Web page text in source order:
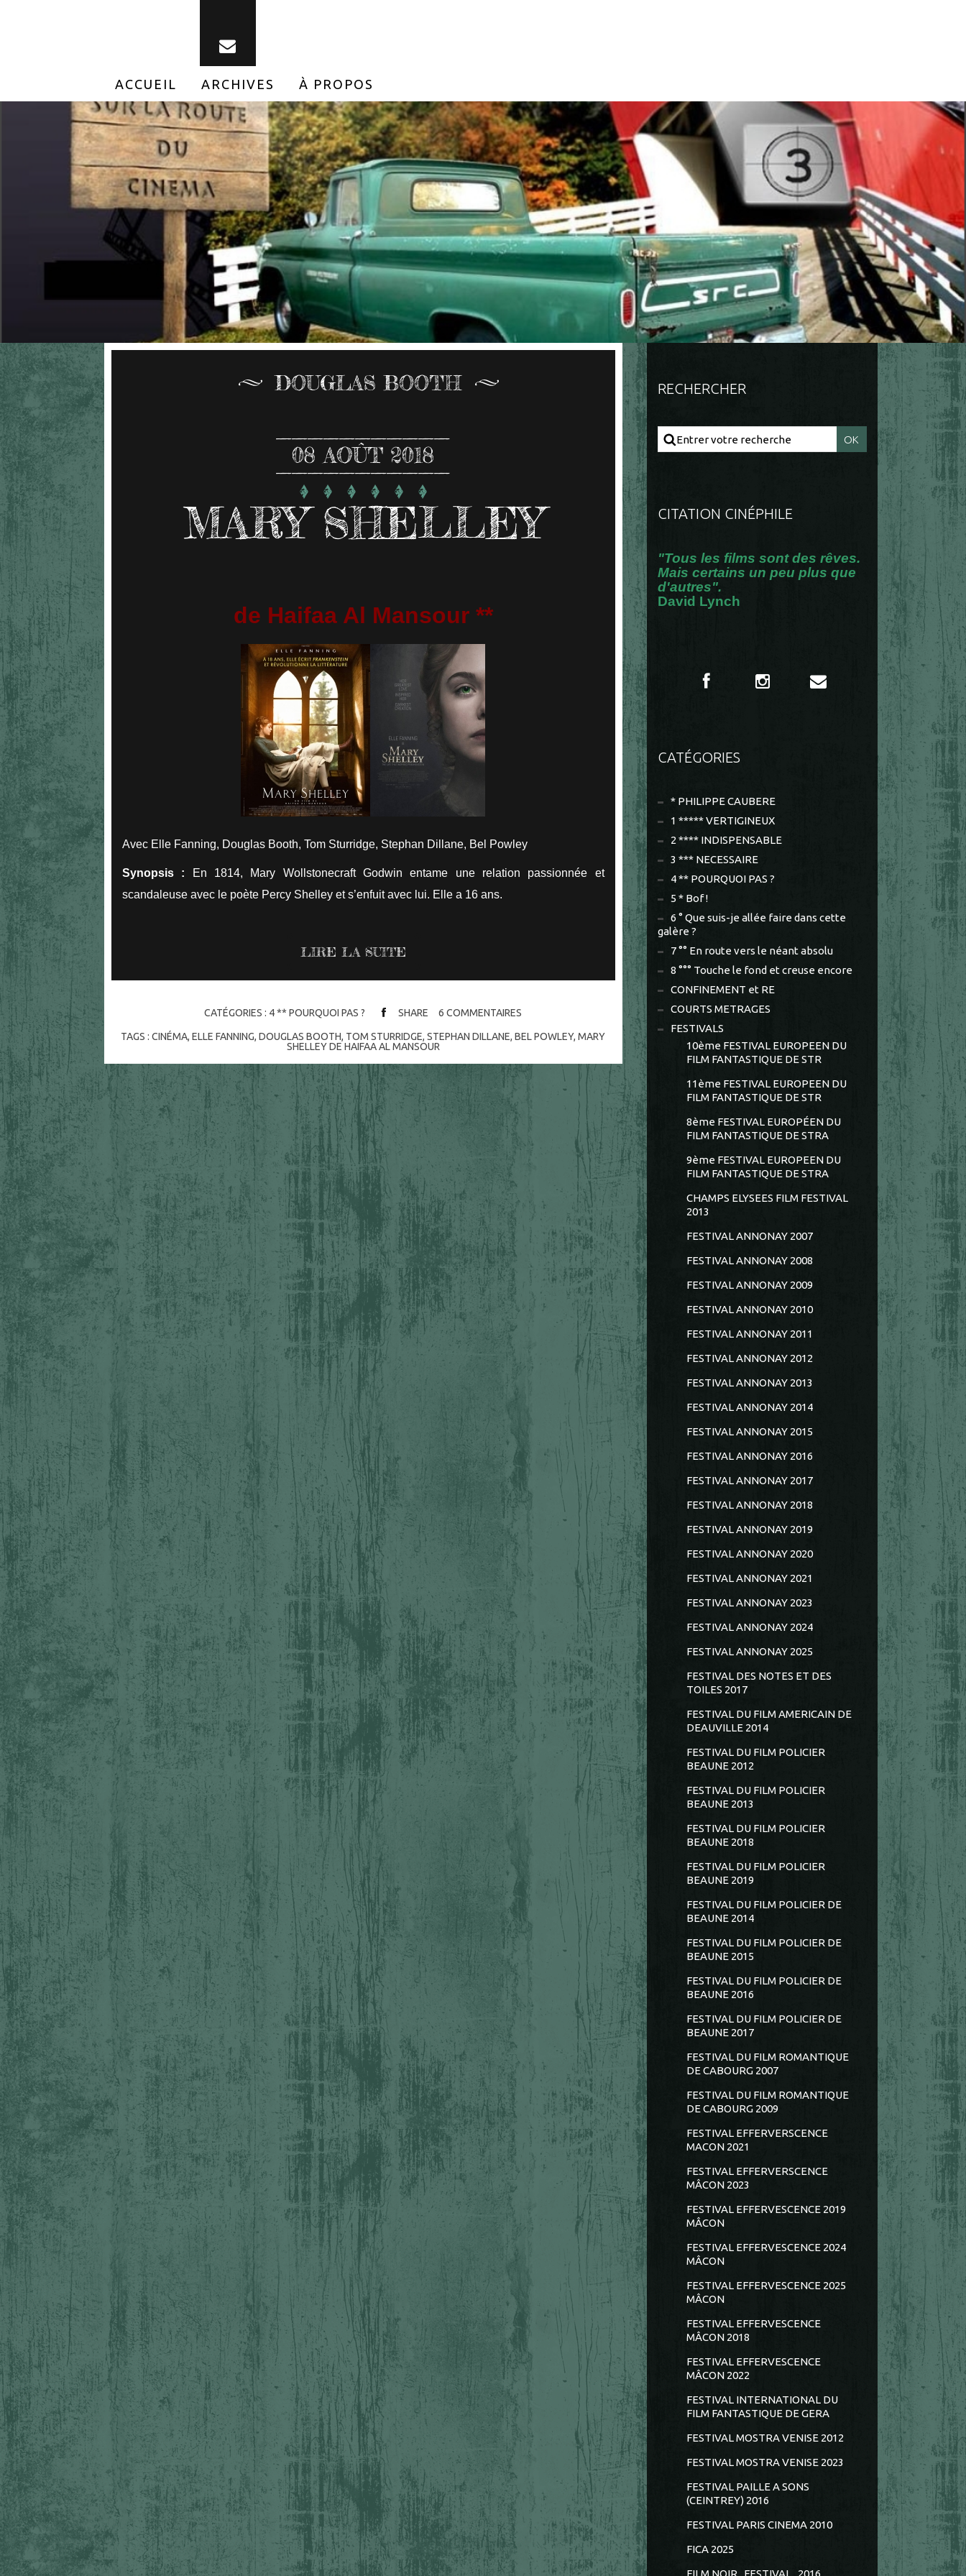
ACCUEIL ARCHIVES À PROPOS
DOUGLAS BOOTH
08 AOÛT 2018
MARY SHELLEY
de Haifaa Al Mansour **
Avec Elle Fanning, Douglas Booth, Tom Sturridge, Stephan Dillane, Bel Powley
Synopsis : En 1814, Mary Wollstonecraft Godwin entame une relation passionnée et
scandaleuse avec le poète Percy Shelley et s’enfuit avec lui. Elle a 16 ans.
LIRE LA SUITE
CATÉGORIES : 4 ** POURQUOI PAS ? SHARE 6 COMMENTAIRES
TAGS :CINÉMA,ELLE FANNING,DOUGLAS BOOTH, TOM STURRIDGE,STEPHAN DILLANE,BEL POWLEY,MARY
SHELLEY DE HAIFAA AL MANSOUR
RECHERCHER
CITATION CINÉPHILE
"Tous les films sont des rêves.
Mais certains un peu plus que
d'autres".
David Lynch
CATÉGORIES
* PHILIPPE CAUBERE
1 ***** VERTIGINEUX
2 **** INDISPENSABLE
3 *** NECESSAIRE
4 ** POURQUOI PAS ?
5 * Bof !
6 ° Que suis-je allée faire dans cette
galère ?
7 °° En route vers le néant absolu
8 °°° Touche le fond et creuse encore
CONFINEMENT et RE
COURTS METRAGES
FESTIVALS
10ème FESTIVAL EUROPEEN DU
FILM FANTASTIQUE DE STR
11ème FESTIVAL EUROPEEN DU
FILM FANTASTIQUE DE STR
8ème FESTIVAL EUROPÉEN DU
FILM FANTASTIQUE DE STRA
9ème FESTIVAL EUROPEEN DU
FILM FANTASTIQUE DE STRA
CHAMPS ELYSEES FILM FESTIVAL
2013
FESTIVAL ANNONAY 2007
FESTIVAL ANNONAY 2008
FESTIVAL ANNONAY 2009
FESTIVAL ANNONAY 2010
FESTIVAL ANNONAY 2011
FESTIVAL ANNONAY 2012
FESTIVAL ANNONAY 2013
FESTIVAL ANNONAY 2014
FESTIVAL ANNONAY 2015
FESTIVAL ANNONAY 2016
FESTIVAL ANNONAY 2017
FESTIVAL ANNONAY 2018
FESTIVAL ANNONAY 2019
FESTIVAL ANNONAY 2020
FESTIVAL ANNONAY 2021
FESTIVAL ANNONAY 2023
FESTIVAL ANNONAY 2024
FESTIVAL ANNONAY 2025
FESTIVAL DES NOTES ET DES
TOILES 2017
FESTIVAL DU FILM AMERICAIN DE
DEAUVILLE 2014
FESTIVAL DU FILM POLICIER
BEAUNE 2012
FESTIVAL DU FILM POLICIER
BEAUNE 2013
FESTIVAL DU FILM POLICIER
BEAUNE 2018
FESTIVAL DU FILM POLICIER
BEAUNE 2019
FESTIVAL DU FILM POLICIER DE
BEAUNE 2014
FESTIVAL DU FILM POLICIER DE
BEAUNE 2015
FESTIVAL DU FILM POLICIER DE
BEAUNE 2016
FESTIVAL DU FILM POLICIER DE
BEAUNE 2017
FESTIVAL DU FILM ROMANTIQUE
DE CABOURG 2007
FESTIVAL DU FILM ROMANTIQUE
DE CABOURG 2009
FESTIVAL EFFERVERSCENCE
MACON 2021
FESTIVAL EFFERVERSCENCE
MÂCON 2023
FESTIVAL EFFERVESCENCE 2019
MÂCON
FESTIVAL EFFERVESCENCE 2024
MÂCON
FESTIVAL EFFERVESCENCE 2025
MÂCON
FESTIVAL EFFERVESCENCE
MÂCON 2018
FESTIVAL EFFERVESCENCE
MÂCON 2022
FESTIVAL INTERNATIONAL DU
FILM FANTASTIQUE DE GERA
FESTIVAL MOSTRA VENISE 2012
FESTIVAL MOSTRA VENISE 2023
FESTIVAL PAILLE A SONS
(CEINTREY) 2016
FESTIVAL PARIS CINEMA 2010
FICA 2025